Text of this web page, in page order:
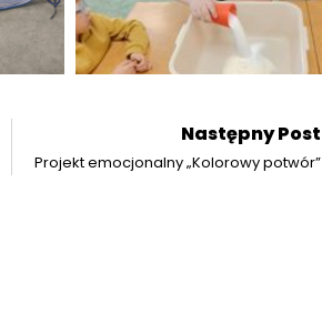
Następny Post
Projekt emocjonalny „Kolorowy potwór”